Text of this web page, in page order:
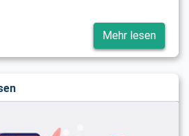
Mehr lesen